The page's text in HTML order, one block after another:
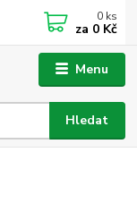
Menu
Hledat
0 ks
za 0 Kč